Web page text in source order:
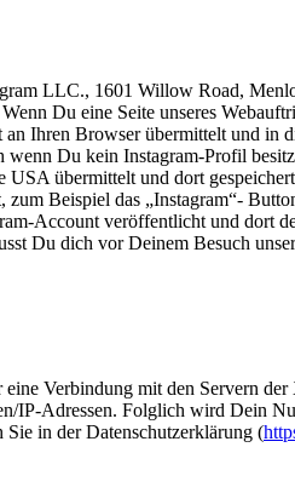
LLC., 1601 Willow Road,
Du eine Seite unseres
Ihren Browser übermittelt und in
Du kein Instagram-Profil
übermittelt und dort
Beispiel das „Instagram“-
Account veröffentlicht und dort
Du dich vor Deinem Besuch
Verbindung mit den Servern
Adressen. Folglich wird Dein
in der Datenschutzerklärung (